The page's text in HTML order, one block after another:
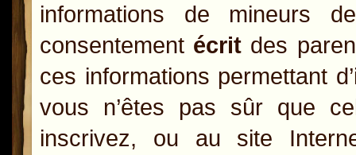
informations de mineurs
consentement écrit des
ces informations permettant
vous n’êtes pas sûr que
inscrivez, ou au site